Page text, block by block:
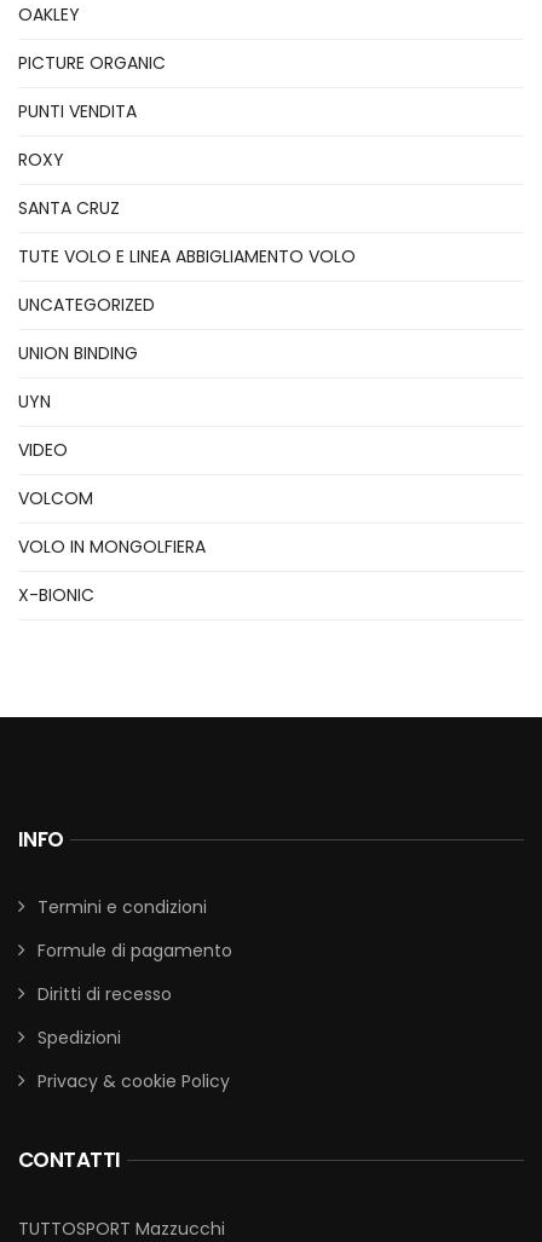
OAKLEY
PICTURE ORGANIC
PUNTI VENDITA
ROXY
SANTA CRUZ
TUTE VOLO E LINEA ABBIGLIAMENTO VOLO
UNCATEGORIZED
UNION BINDING
UYN
VIDEO
VOLCOM
VOLO IN MONGOLFIERA
X-BIONIC
INFO
Termini e condizioni
Formule di pagamento
Diritti di recesso
Spedizioni
Privacy & cookie Policy
CONTATTI
TUTTOSPORT Mazzucchi